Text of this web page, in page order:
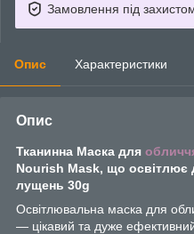
Замовлення під
Опис Характеристики
Опис
Тканинна Маска для
Nourish Mask, що освітлює
лущень 30g
Освітлювальна маска для
— цікавий та дуже